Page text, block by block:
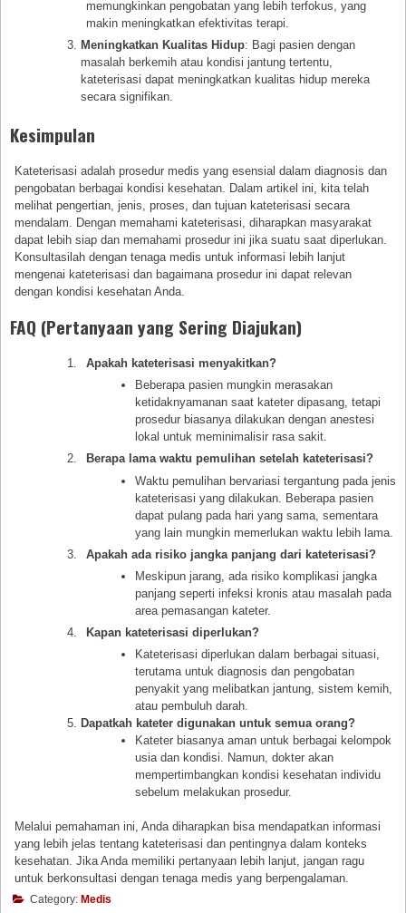
memungkinkan pengobatan yang lebih terfokus, yang
makin meningkatkan efektivitas terapi.
Meningkatkan Kualitas Hidup: Bagi pasien dengan
masalah berkemih atau kondisi jantung tertentu,
kateterisasi dapat meningkatkan kualitas hidup mereka
secara signifikan.
Kesimpulan
Kateterisasi adalah prosedur medis yang esensial dalam diagnosis dan
pengobatan berbagai kondisi kesehatan. Dalam artikel ini, kita telah
melihat pengertian, jenis, proses, dan tujuan kateterisasi secara
mendalam. Dengan memahami kateterisasi, diharapkan masyarakat
dapat lebih siap dan memahami prosedur ini jika suatu saat diperlukan.
Konsultasilah dengan tenaga medis untuk informasi lebih lanjut
mengenai kateterisasi dan bagaimana prosedur ini dapat relevan
dengan kondisi kesehatan Anda.
FAQ (Pertanyaan yang Sering Diajukan)
Apakah kateterisasi menyakitkan?
Beberapa pasien mungkin merasakan
ketidaknyamanan saat kateter dipasang, tetapi
prosedur biasanya dilakukan dengan anestesi
lokal untuk meminimalisir rasa sakit.
Berapa lama waktu pemulihan setelah kateterisasi?
Waktu pemulihan bervariasi tergantung pada jenis
kateterisasi yang dilakukan. Beberapa pasien
dapat pulang pada hari yang sama, sementara
yang lain mungkin memerlukan waktu lebih lama.
Apakah ada risiko jangka panjang dari kateterisasi?
Meskipun jarang, ada risiko komplikasi jangka
panjang seperti infeksi kronis atau masalah pada
area pemasangan kateter.
Kapan kateterisasi diperlukan?
Kateterisasi diperlukan dalam berbagai situasi,
terutama untuk diagnosis dan pengobatan
penyakit yang melibatkan jantung, sistem kemih,
atau pembuluh darah.
Dapatkah kateter digunakan untuk semua orang?
Kateter biasanya aman untuk berbagai kelompok
usia dan kondisi. Namun, dokter akan
mempertimbangkan kondisi kesehatan individu
sebelum melakukan prosedur.
Melalui pemahaman ini, Anda diharapkan bisa mendapatkan informasi
yang lebih jelas tentang kateterisasi dan pentingnya dalam konteks
kesehatan. Jika Anda memiliki pertanyaan lebih lanjut, jangan ragu
untuk berkonsultasi dengan tenaga medis yang berpengalaman.
Category: Medis